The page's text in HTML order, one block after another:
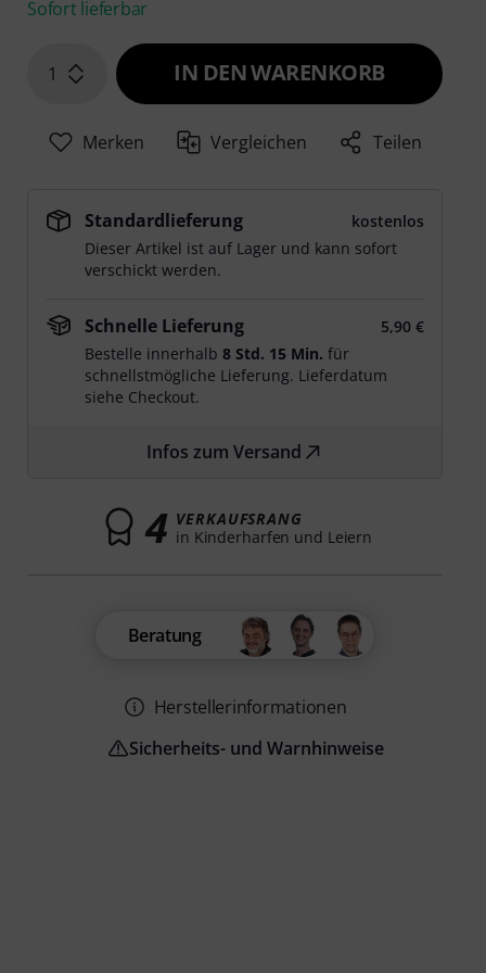
Sofort lieferbar
1 IN DEN WARENKORB
Merken Vergleichen Teilen
Standardlieferung
kostenlos
Dieser Artikel ist auf Lager und kann sofort
verschickt werden.
Schnelle Lieferung
5,90 €
Bestelle innerhalb8 Std. 15 Min. für
schnellstmögliche Lieferung. Lieferdatum
siehe Checkout.
Infos zum Versand
4 VERKAUFSRANG
in Kinderharfen und Leiern
Beratung
Herstellerinformationen
Sicherheits- und Warnhinweise